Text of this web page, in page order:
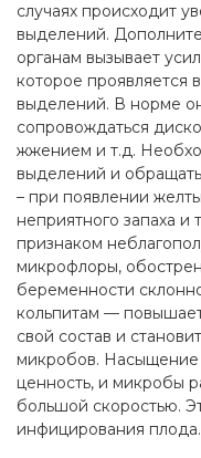
случаях происходит
выделений.
органам вызывает
которое проявляется
выделений. В норме
сопровождаться
жжением и т.д.
выделений и
– при появлении
неприятного запаха
признаком
микрофлоры,
беременности
кольпитам —
свой состав и
микробов. Насыщение
ценность, и микробы
большой скоростью.
инфицирования плода.